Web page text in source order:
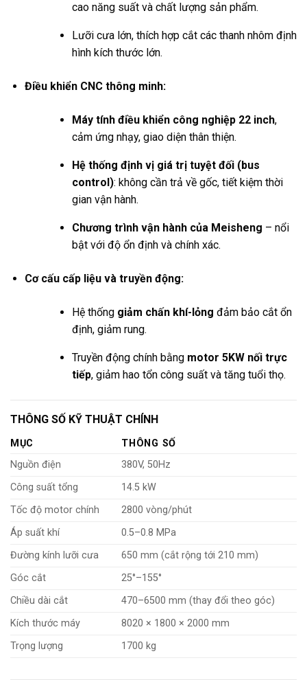
cao năng suất và chất lượng sản phẩm.
Lưỡi cưa lớn, thích hợp cắt các thanh nhôm định
hình kích thước lớn.
Điều khiển CNC thông minh:
Máy tính điều khiển công nghiệp 22 inch,
cảm ứng nhạy, giao diện thân thiện.
Hệ thống định vị giá trị tuyệt đối (bus
control): không cần trả về gốc, tiết kiệm thời
gian vận hành.
Chương trình vận hành của Meisheng – nổi
bật với độ ổn định và chính xác.
Cơ cấu cấp liệu và truyền động:
Hệ thống giảm chấn khí-lỏng đảm bảo cắt ổn
định, giảm rung.
Truyền động chính bằng motor 5KW nối trực
tiếp, giảm hao tổn công suất và tăng tuổi thọ.
THÔNG SỐ KỸ THUẬT CHÍNH
MỤC
THÔNG SỐ
Nguồn điện
380V, 50Hz
Công suất tổng
14.5 kW
Tốc độ motor chính
2800 vòng/phút
Áp suất khí
0.5–0.8 MPa
Đường kính lưỡi cưa
650 mm (cắt rộng tới 210 mm)
Góc cắt
25°–155°
Chiều dài cắt
470–6500 mm (thay đổi theo góc)
Kích thước máy
8020 × 1800 × 2000 mm
Trọng lượng
1700 kg